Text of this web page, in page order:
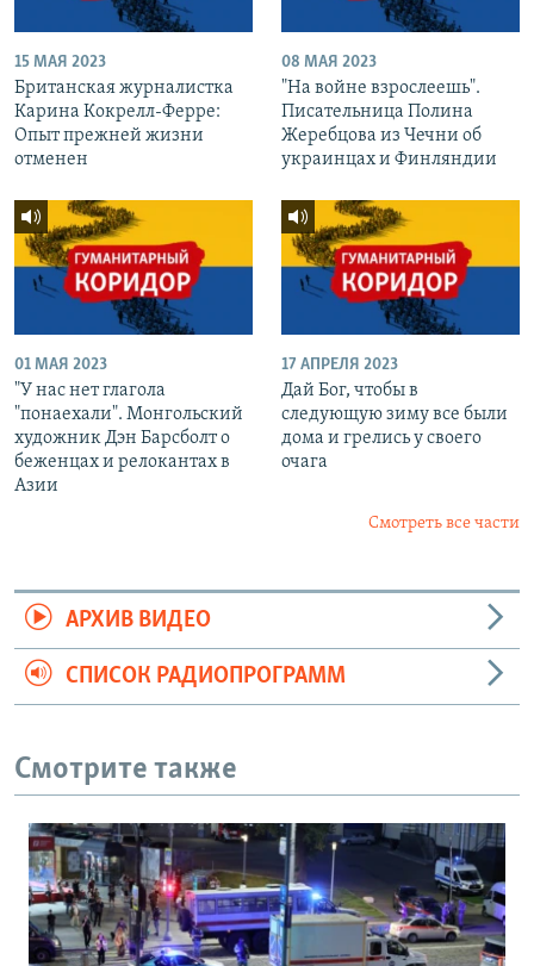
15 МАЯ 2023
Британская журналистка
Карина Кокрелл-Ферре:
Опыт прежней жизни
отменен
08 МАЯ 2023
"На войне взрослеешь".
Писательница Полина
Жеребцова из Чечни об
украинцах и Финляндии
01 МАЯ 2023
"У нас нет глагола
"понаехали". Монгольский
художник Дэн Барсболт о
беженцах и релокантах в
Азии
17 АПРЕЛЯ 2023
Дай Бог, чтобы в
следующую зиму все были
дома и грелись у своего
очага
Смотреть все части
АРХИВ ВИДЕО
СПИСОК РАДИОПРОГРАММ
Смотрите также